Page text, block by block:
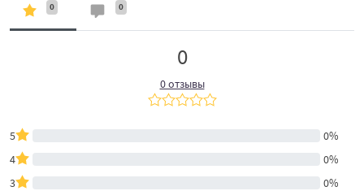
0 0
0
0 отзывы
5
0%
4
0%
3
0%